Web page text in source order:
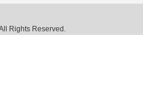
Rights Reserved.